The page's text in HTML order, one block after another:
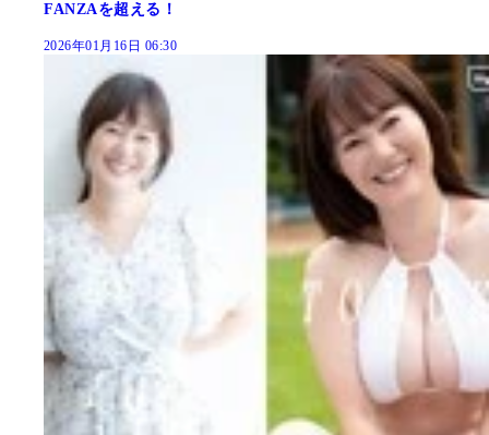
FANZAを超える！
2026年01月16日 06:30